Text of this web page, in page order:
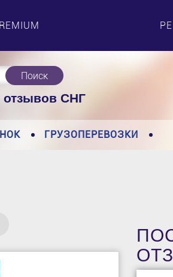
Поиск
СНГ
ГРУЗОПЕРЕВОЗКИ